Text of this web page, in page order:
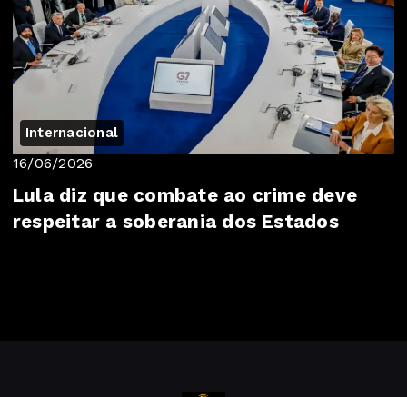
Internacional
16/06/2026
Lula diz que combate ao crime deve
respeitar a soberania dos Estados